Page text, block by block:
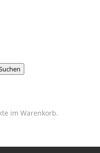
im Warenkorb.